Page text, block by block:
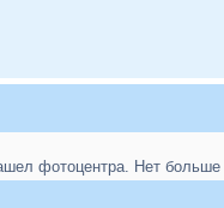
фотоцентра. Нет больше